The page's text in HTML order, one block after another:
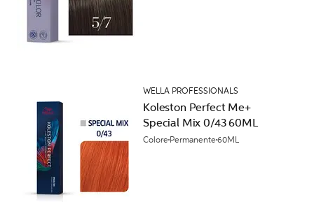
WELLA PROFESSIONALS
Koleston Perfect Me+
Special Mix 0/43 60ML
Colore Permanente60ML